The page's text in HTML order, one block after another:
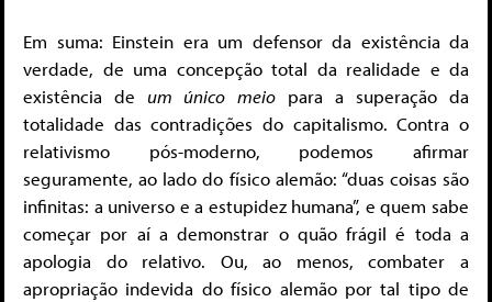
Em suma: Einstein era um defensor da existência da
verdade, de uma concepção total da realidade e da
existência deum único meiopara a superação da
totalidade das contradições do capitalismo. Contra o
relativismo pós-moderno, podemos afirmar
seguramente, ao lado do físico alemão: “duas coisas são
infinitas: a universo e a estupidez humana”, e quem sabe
começar por aí a demonstrar o quão frágil é toda a
apologia do relativo. Ou, ao menos, combater a
apropriação indevida do físico alemão por tal tipo de